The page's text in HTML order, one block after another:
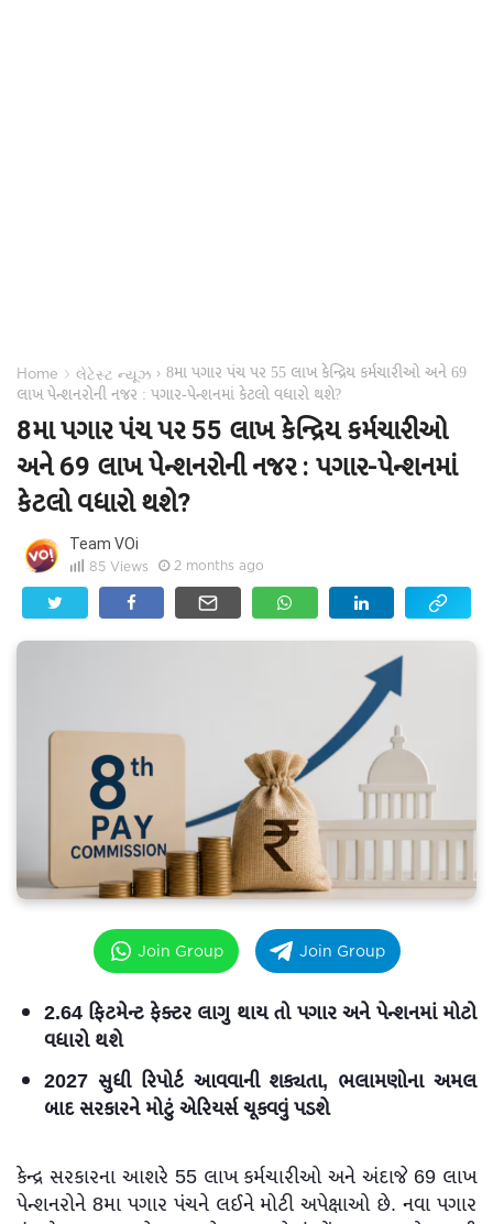
Home › લેટેસ્ટ ન્યૂઝ › 8મા પગાર પંચ પર 55 લાખ કેન્દ્રિય કર્મચારીઓ અને 69
લાખ પેન્શનરોની નજર : પગાર-પેન્શનમાં કેટલો વધારો થશે?
8મા પગાર પંચ પર 55 લાખ કેન્દ્રિય કર્મચારીઓ
અને 69 લાખ પેન્શનરોની નજર : પગાર-પેન્શનમાં
કેટલો વધારો થશે?
Team VOi
85 Views 2 months ago
Join Group Join Group
2.64 ફિટમેન્ટ ફેક્ટર લાગુ થાય તો પગાર અને પેન્શનમાં મોટો
વધારો થશે
2027 સુધી રિપોર્ટ આવવાની શક્યતા, ભલામણોના અમલ
બાદ સરકારને મોટું એરિયર્સ ચૂકવવું પડશે
કેન્દ્ર સરકારના આશરે 55 લાખ કર્મચારીઓ અને અંદાજે 69 લાખ
પેન્શનરોને 8મા પગાર પંચને લઈને મોટી અપેક્ષાઓ છે. નવા પગાર